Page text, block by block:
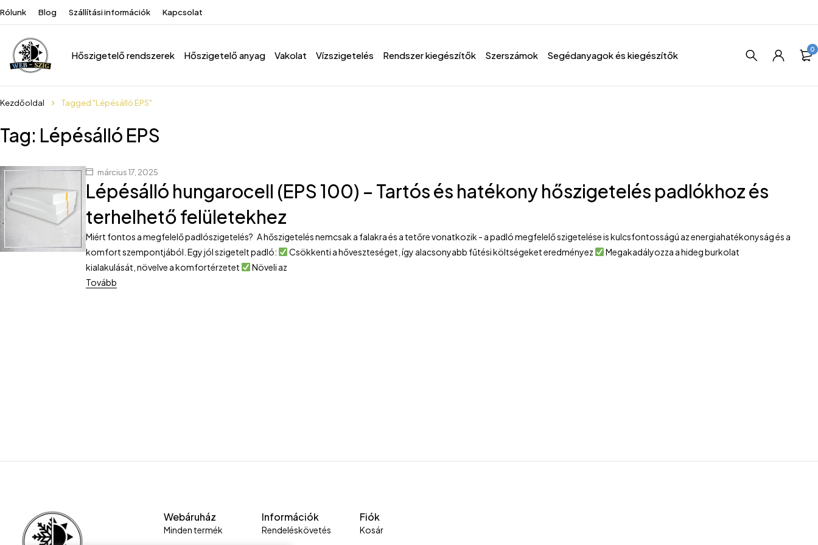
Rólunk Blog Szállítási információk Kapcsolat
Hőszigetelő rendszerek Hőszigetelő anyag Vakolat Vízszigetelés Rendszer kiegészítők Szerszámok Segédanyagok és kiegészítők 0
Kezdőoldal Tagged "Lépésálló EPS"
Tag: Lépésálló EPS
március 17, 2025
Lépésálló hungarocell (EPS 100) – Tartós és hatékony hőszigetelés padlókhoz és
terhelhető felületekhez
Miért fontos a megfelelő padlószigetelés? A hőszigetelés nemcsak a falakra és a tetőre vonatkozik - a padló megfelelő szigetelése is kulcsfontosságú az energiahatékonyság és a
komfort szempontjából. Egy jól szigetelt padló:
Csökkenti a hőveszteséget, így alacsonyabb fűtési költségeket eredményez
Megakadályozza a hideg burkolat
kialakulását, növelve a komfortérzetet
Növeli az
Tovább
Webáruház
Minden termék
Információk
Rendeléskövetés
Fiók
Kosár